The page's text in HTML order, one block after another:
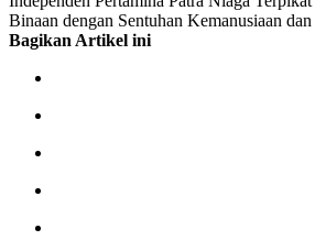
Binaan dengan Sentuhan Kemanusiaan
Bagikan Artikel ini